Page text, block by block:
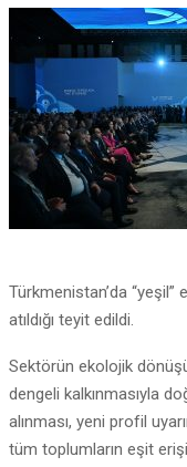
Türkmenistan’da
atıldığı teyit edildi.
Sektörün ekolojik
dengeli kalkınmasıyla
alınması, yeni profil
tüm toplumların eşit